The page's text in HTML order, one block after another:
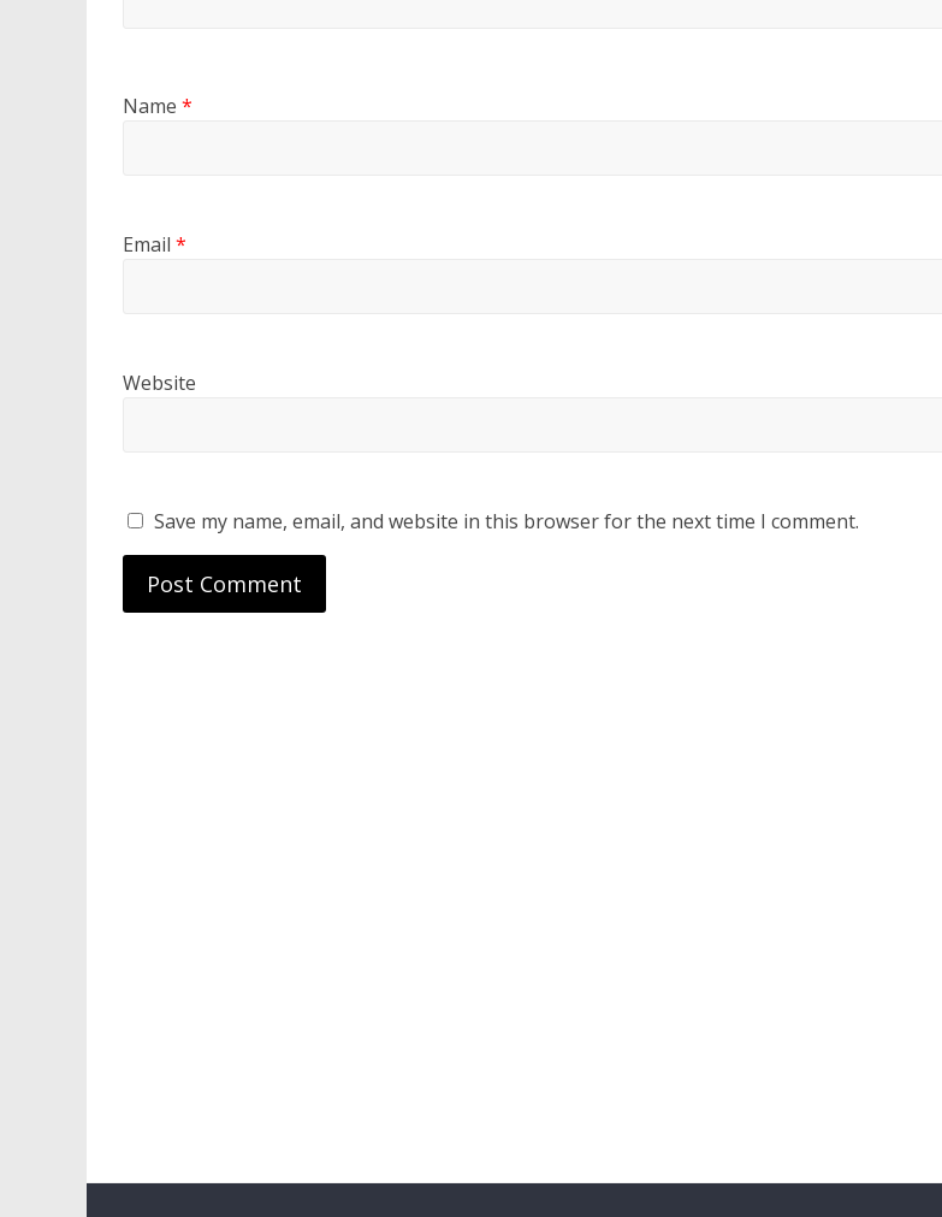
Name *
Email *
Website
Save my name, email, and website in this browser for the next time I comment.